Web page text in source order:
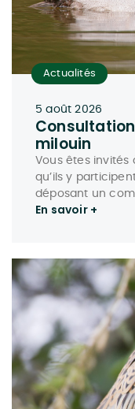
Actualités
5 août 2026
milouin
Vous êtes invités
qu’ils y
déposant un
En savoir +